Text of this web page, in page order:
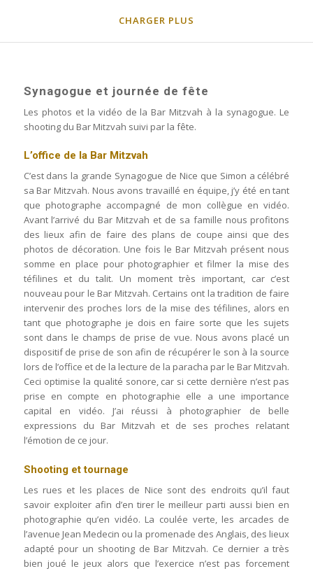
CHARGER PLUS
Synagogue et journée de fête
Les photos et la vidéo de la Bar Mitzvah à la synagogue. Le
shooting du Bar Mitzvah suivi par la fête.
L’office de la Bar Mitzvah
C’est dans la grande Synagogue de Nice que Simon a célébré
sa Bar Mitzvah. Nous avons travaillé en équipe, j’y été en tant
que photographe accompagné de mon collègue en vidéo.
Avant l’arrivé du Bar Mitzvah et de sa famille nous profitons
des lieux afin de faire des plans de coupe ainsi que des
photos de décoration. Une fois le Bar Mitzvah présent nous
somme en place pour photographier et filmer la mise des
téfilines et du talit. Un moment très important, car c’est
nouveau pour le Bar Mitzvah. Certains ont la tradition de faire
intervenir des proches lors de la mise des téfilines, alors en
tant que photographe je dois en faire sorte que les sujets
sont dans le champs de prise de vue. Nous avons placé un
dispositif de prise de son afin de récupérer le son à la source
lors de l’office et de la lecture de la paracha par le Bar Mitzvah.
Ceci optimise la qualité sonore, car si cette dernière n’est pas
prise en compte en photographie elle a une importance
capital en vidéo. J’ai réussi à photographier de belle
expressions du Bar Mitzvah et de ses proches relatant
l’émotion de ce jour.
Shooting et tournage
Les rues et les places de Nice sont des endroits qu’il faut
savoir exploiter afin d’en tirer le meilleur parti aussi bien en
photographie qu’en vidéo. La coulée verte, les arcades de
l’avenue Jean Medecin ou la promenade des Anglais, des lieux
adapté pour un shooting de Bar Mitzvah. Ce dernier a très
bien joué le jeux alors que l’exercice n’est pas forcement